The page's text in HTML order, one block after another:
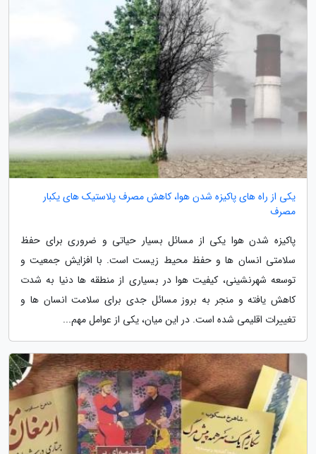
یکی از راه های پاکیزه شدن هوا، کاهش مصرف پلاستیک های یکبار
مصرف
پاکیزه شدن هوا یکی از مسائل بسیار حیاتی و ضروری برای حفظ
سلامتی انسان ها و حفظ محیط زیست است. با افزایش جمعیت و
توسعه شهرنشینی، کیفیت هوا در بسیاری از منطقه ها دنیا به شدت
کاهش یافته و منجر به بروز مسائل جدی برای سلامت انسان ها و
تغییرات اقلیمی شده است. در این میان، یکی از عوامل مهم...